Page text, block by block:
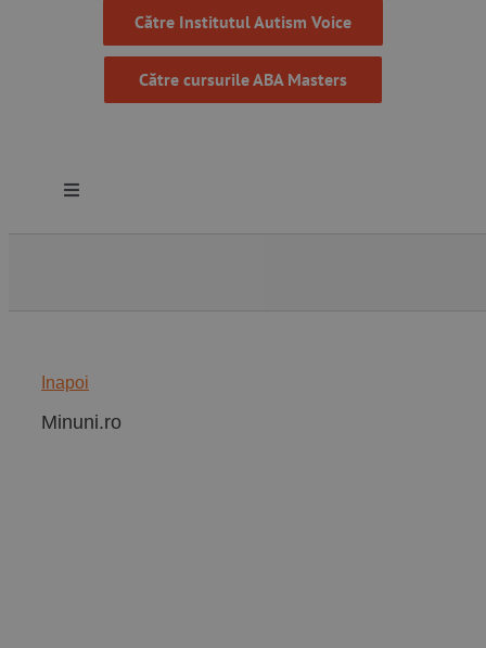
Către Institutul Autism Voice
Către cursurile ABA Masters
Toggle
Programe
Inapoi
Minuni.ro